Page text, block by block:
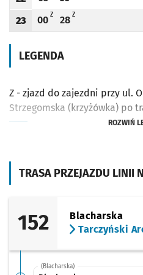
TRASA PRZEJAZDU LINII
152
Blacharska
Tarczyński
(Blacharska)
Godzina odjazdu
Odjazd
minut po godzinie 22
Odjazd
minut po godzinie
Godzina odjazdu
23
Odjazd
00
minut po godzinie 23
ZZ - ZJAZD DO ZAJEZDNI PRZY UL.
Odjazd
28
minut po godzinie
ZZ - ZJAZD DO ZAJEZDNI
LEGENDA
Z - zjazd do zajezdni przy ul.
Strzegomska (krzyżówka) po
ROZWIŃ